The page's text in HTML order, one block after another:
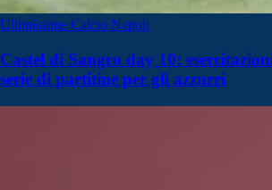
Ultimissime Calcio Napoli
Castel di Sangro day 10:
serie di partitine per gli azzurri